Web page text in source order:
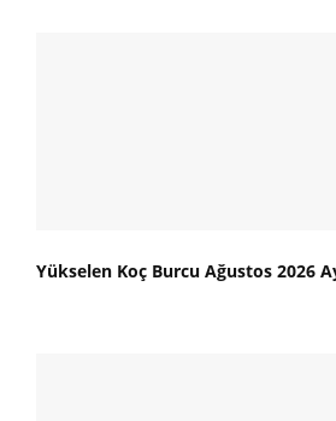
Yükselen Koç Burcu Ağustos 2026